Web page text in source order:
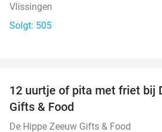
Vlissingen
Solgt: 505
12 uurtje of pita met friet bij
Gifts & Food
De Hippe Zeeuw Gifts & Food